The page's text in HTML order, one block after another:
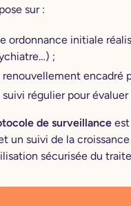
sur :
ordonnance initiale
;
renouvellement encadré
suivi régulier pour
de surveillanceest
un suivi de la
sécurisée du